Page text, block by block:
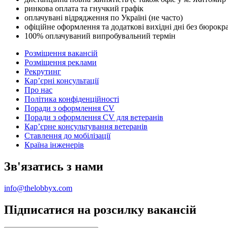
ринкова оплата та гнучкий графік
оплачувані відрядження по Україні (не часто)
офіційне оформлення та додаткові вихідні дні без
100% оплачуваний випробувальний термін
Розміщення вакансій
Розміщення реклами
Рекрутинг
Карʼєрні консультації
Про нас
Політика конфіденційності
Поради з оформлення CV
Поради з оформлення CV для ветеранів
Карʼєрне консультування ветеранів
Ставлення до мобілізації
Країна інженерів
Зв'язатись з нами
info@thelobbyx.com
Підписатися на розсилку вакансій